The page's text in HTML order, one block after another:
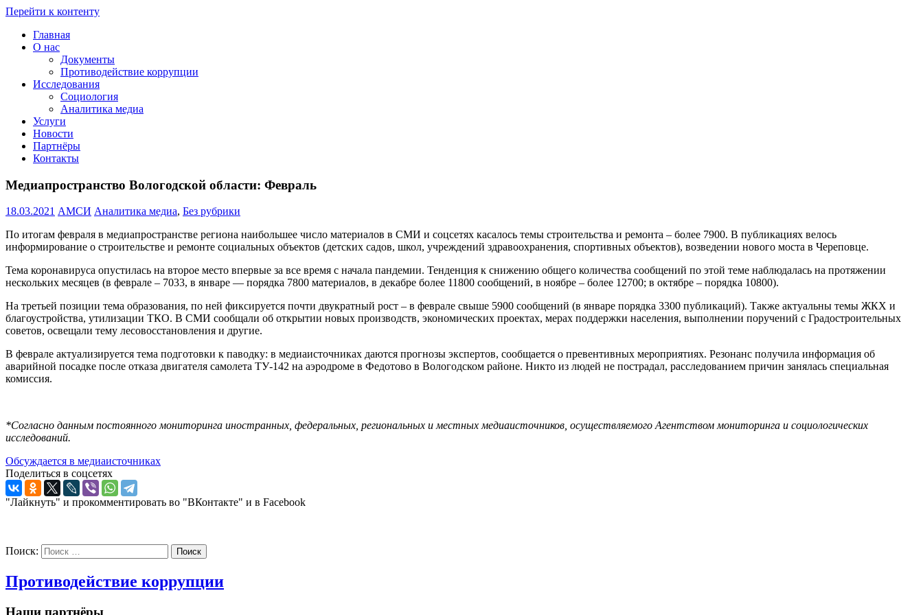
Перейти к контенту
Проведение
социологических
мониторинговых
исследований
+7(8172)
amsi.2015@mail.ru
Главная
О нас
Документы
Противодействие коррупции
Исследования
Социология
Аналитика медиа
Услуги
Новости
Партнёры
Контакты
Медиапространство Вологодской области: Февраль
18.03.2021 АМСИ Аналитика медиа, Без рубрики
По итогам февраля в медиапространстве региона наибольшее число материалов в СМИ и соцсетях касалось темы строительства и ремонта – более 7900. В публикациях велось
информирование о строительстве и ремонте социальных объектов (детских садов, школ, учреждений здравоохранения, спортивных объектов), возведении нового моста в Череповце.
Тема коронавируса опустилась на второе место впервые за все время с начала пандемии. Тенденция к снижению общего количества сообщений по этой теме наблюдалась на протяжении
нескольких месяцев (в феврале – 7033, в январе — порядка 7800 материалов, в декабре более 11800 сообщений, в ноябре – более 12700; в октябре – порядка 10800).
На третьей позиции тема образования, по ней фиксируется почти двукратный рост – в феврале свыше 5900 сообщений (в январе порядка 3300 публикаций). Также актуальны темы ЖКХ и
благоустройства, утилизации ТКО. В СМИ сообщали об открытии новых производств, экономических проектах, мерах поддержки населения, выполнении поручений с Градостроительных
советов, освещали тему лесовосстановления и другие.
В феврале актуализируется тема подготовки к паводку: в медиаисточниках даются прогнозы экспертов, сообщается о превентивных мероприятиях. Резонанс получила информация об
аварийной посадке после отказа двигателя самолета ТУ-142 на аэродроме в Федотово в Вологодском районе. Никто из людей не пострадал, расследованием причин занялась специальная
комиссия.
*Согласно данным постоянного мониторинга иностранных, федеральных, региональных и местных медиаисточников, осуществляемого Агентством мониторинга и социологических
исследований.
Обсуждается в медиаисточниках
Поделиться в соцсетях
"Лайкнуть" и прокомментировать во "ВКонтакте" и в Facebook
Поиск: Поиск
Противодействие коррупции
Наши партнёры